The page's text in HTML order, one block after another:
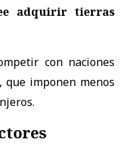
adquirir tierras
con naciones
, que imponen menos